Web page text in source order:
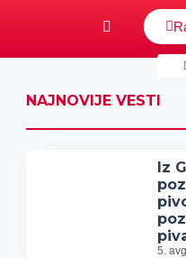
NAJNOVIJE VESTI
Iz
5.